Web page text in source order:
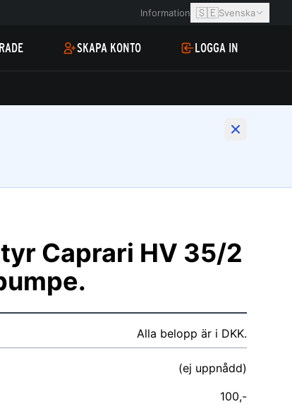
Information 🇸🇪Svenska
SKAPA KONTO LOGGA IN
Caprari HV 35/2
Alla belopp är i DKK.
(ej uppnådd)
100,-